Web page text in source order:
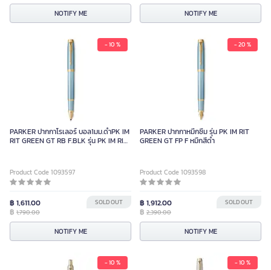
NOTIFY ME NOTIFY ME
- 10 %
PARKER ปากกาโรเลอร์ บอล1มม.ดำPK IM
RIT GREEN GT RB F.BLK รุ่น PK IM RIT
Product Code 1093597
฿ 1,611.00
฿ 1,790.00
SOLD OUT
NOTIFY ME
- 20 %
PARKER ปากกาหมึกซึม รุ่น PK IM RIT
GREEN GT FP F หมึกสีดำ
Product Code 1093598
฿ 1,912.00
฿ 2,390.00
SOLD OUT
NOTIFY ME
- 10 % - 10 %